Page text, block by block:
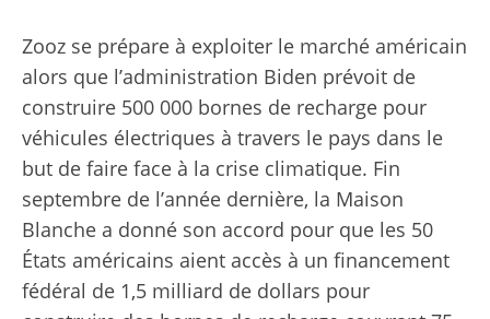
Zooz se prépare à exploiter le marché américain
alors que l’administration Biden prévoit de
construire 500 000 bornes de recharge pour
véhicules électriques à travers le pays dans le
but de faire face à la crise climatique. Fin
septembre de l’année dernière, la Maison
Blanche a donné son accord pour que les 50
États américains aient accès à un financement
fédéral de 1,5 milliard de dollars pour